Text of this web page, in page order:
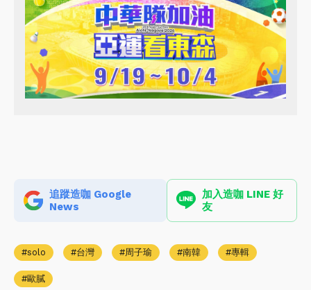
追蹤造咖 Google
News
加入造咖 LINE 好
友
solo 台灣 周子瑜 南韓 專輯
歐膩